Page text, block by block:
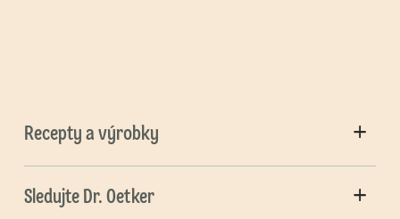
Recepty a výrobky
Sledujte Dr. Oetker